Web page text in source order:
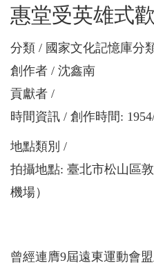
惠堂受英雄式
分類
國家文化記憶庫分
創作者
沈鑫南
貢獻者
時間資訊
創作時間:
地點類別
拍攝地點: 臺北市松山區
機場）
曾經連膺9屆遠東運動會